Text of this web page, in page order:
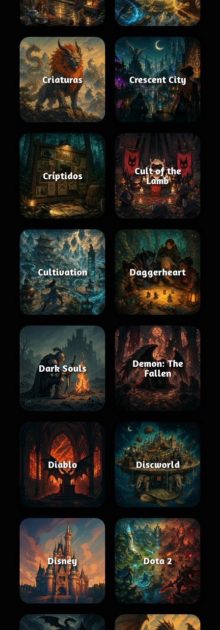
Criaturas Crescent City
Críptidos
Cult of the
Lamb
Cultivation Daggerheart
Dark Souls
Demon: The
Fallen
Diablo Discworld
Disney Dota 2